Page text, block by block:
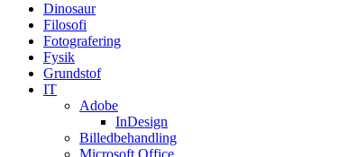
Dinosaur
Filosofi
Fotografering
Fysik
Grundstof
IT
Adobe
InDesign
Billedbehandling